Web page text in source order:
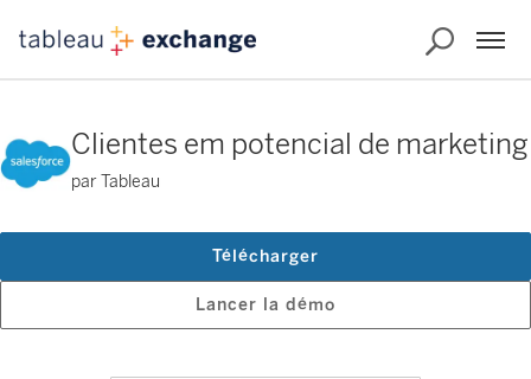
Clientes em potencial de marketing
par Tableau
Lancer la démo
Télécharger